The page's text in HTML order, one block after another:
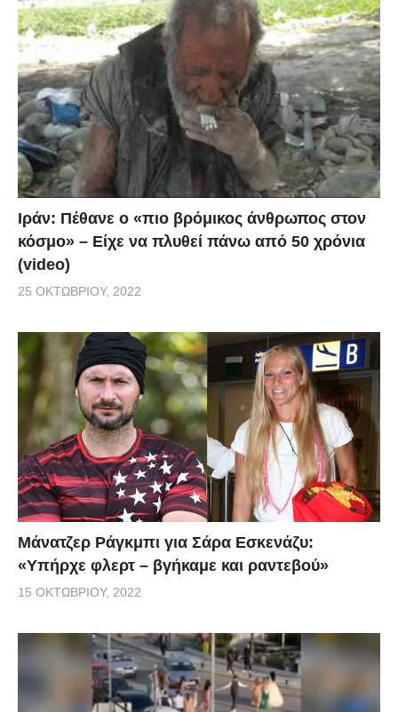
Ιράν: Πέθανε ο «πιο βρόμικος άνθρωπος στον
κόσμο» – Είχε να πλυθεί πάνω από 50 χρόνια
(video)
25 ΟΚΤΩΒΡΊΟΥ, 2022
Μάνατζερ Ράγκμπι για Σάρα Εσκενάζυ:
«Υπήρχε φλερτ – βγήκαμε και ραντεβού»
15 ΟΚΤΩΒΡΊΟΥ, 2022